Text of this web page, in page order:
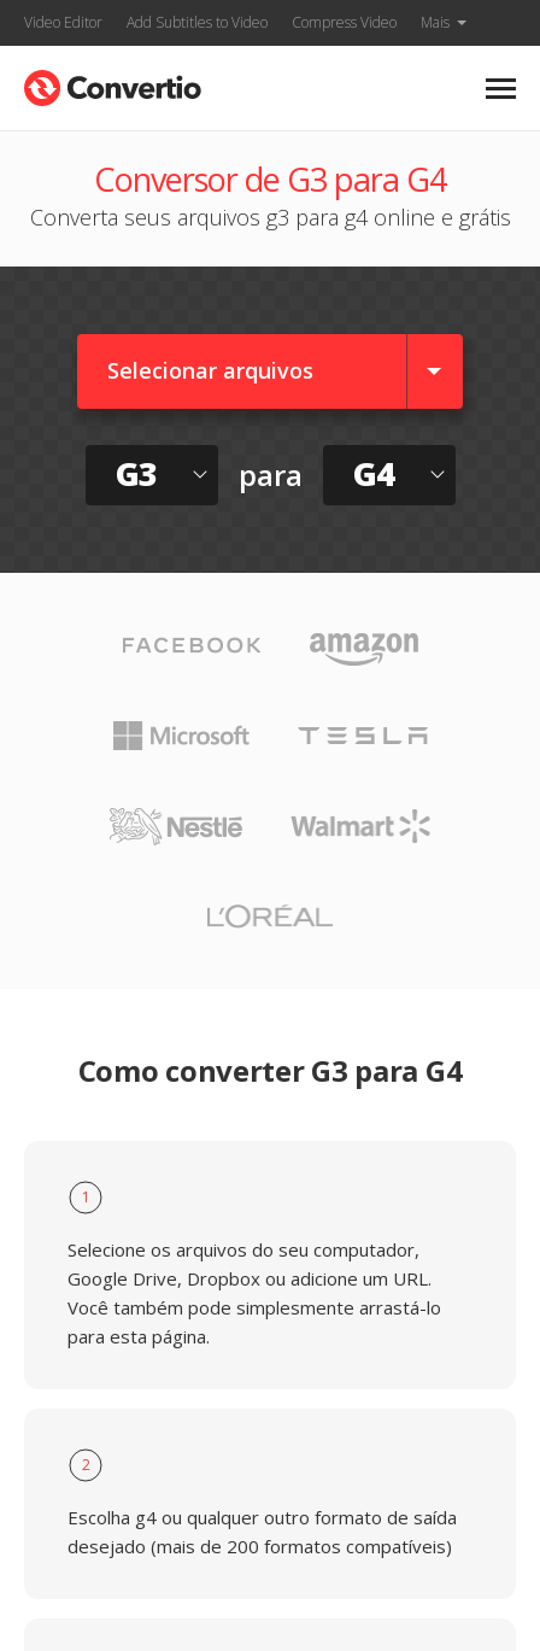
Video Editor Add Subtitles to Video Compress Video Mais
Conversor de G3 para G4
Converta seus arquivos g3 para g4 online e grátis
Selecionar arquivos
G3 para G4
Como converter G3 para G4
1
Selecione os arquivos do seu computador,
Google Drive, Dropbox ou adicione um URL.
Você também pode simplesmente arrastá-lo
para esta página.
2
Escolha g4 ou qualquer outro formato de saída
desejado (mais de 200 formatos compatíveis)